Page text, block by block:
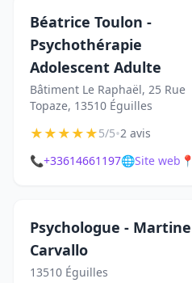
Béatrice Toulon -
Psychothérapie
Adolescent Adulte
Bâtiment Le Raphaël, 25 Rue
Topaze, 13510 Éguilles
★★★★★5/5•2 avis
📞+33614661197🌐Site web 📍
Psychologue - Martine
Carvallo
13510 Éguilles